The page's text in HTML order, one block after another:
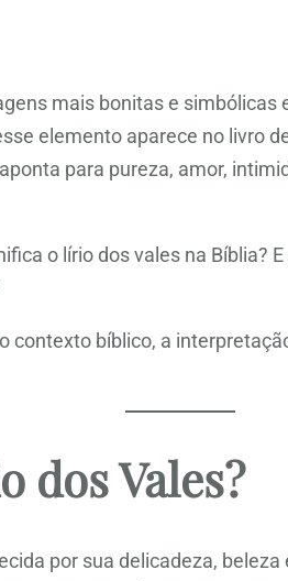
mais bonitas e
elemento aparece no livro
para pureza, amor,
o lírio dos vales na Bíblia?
contexto bíblico, a
dos Vales?
por sua delicadeza,